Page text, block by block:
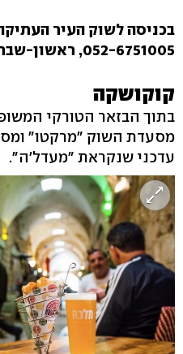
בכניסה לשוק העיר
052-6751005, ראשון-שבת 15:00-7:00, לא כשר
קוקושקה
בתוך הבזאר הטורקי
מסעדת השוק "מרקטו"
עדכני שנקראת "מעדל'ה".